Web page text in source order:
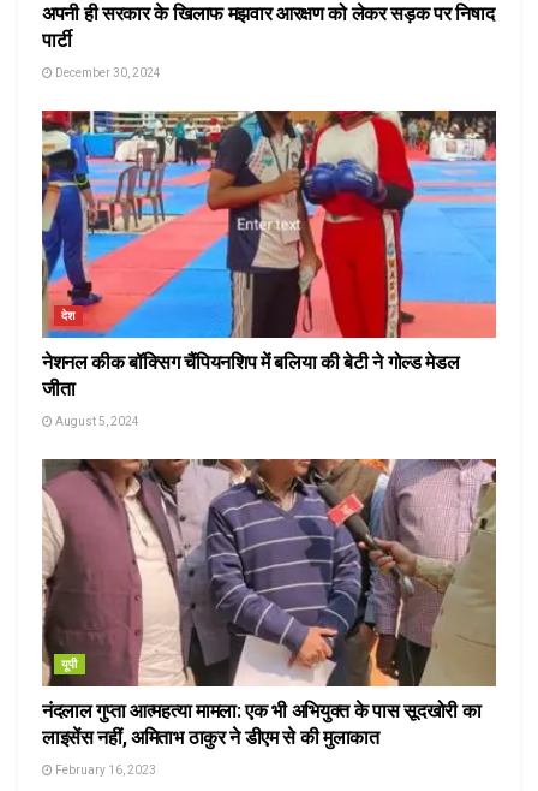
अपनी ही सरकार के खिलाफ मझवार आरक्षण को लेकर सड़क पर निषाद
पार्टी
December 30, 2024
देश
नेशनल कीक बॉक्सिग चैंपियनशिप में बलिया की बेटी ने गोल्ड मेडल
जीता
August 5, 2024
यूपी
नंदलाल गुप्ता आत्महत्या मामला: एक भी अभियुक्त के पास सूदखोरी का
लाइसेंस नहीं, अमिताभ ठाकुर ने डीएम से की मुलाकात
February 16, 2023